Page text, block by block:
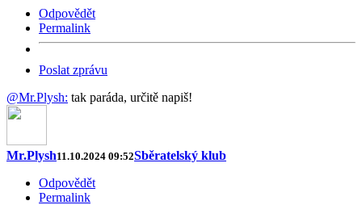
Odpovědět
Permalink
Poslat zprávu
@Mr.Plysh: tak paráda, určitě napiš!
Mr.Plysh11.10.2024 09:52Sběratelský klub
Odpovědět
Permalink